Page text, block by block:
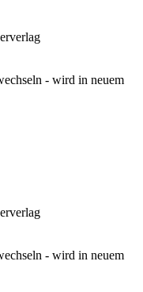
- wird in neuem
- wird in neuem